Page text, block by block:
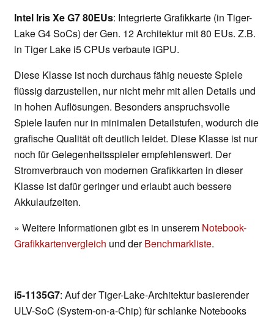
Intel Iris Xe G7 80EUs: Integrierte Grafikkarte (in Tiger-
Lake G4 SoCs) der Gen. 12 Architektur mit 80 EUs. Z.B.
in Tiger Lake i5 CPUs verbaute iGPU.
Diese Klasse ist noch durchaus fähig neueste Spiele
flüssig darzustellen, nur nicht mehr mit allen Details und
in hohen Auflösungen. Besonders anspruchsvolle
Spiele laufen nur in minimalen Detailstufen, wodurch die
grafische Qualität oft deutlich leidet. Diese Klasse ist nur
noch für Gelegenheitsspieler empfehlenswert. Der
Stromverbrauch von modernen Grafikkarten in dieser
Klasse ist dafür geringer und erlaubt auch bessere
Akkulaufzeiten.
» Weitere Informationen gibt es in unserem Notebook-
Grafikkartenvergleich und derBenchmarkliste.
i5-1135G7: Auf der Tiger-Lake-Architektur basierender
ULV-SoC (System-on-a-Chip) für schlanke Notebooks